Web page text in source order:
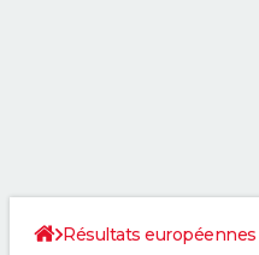
Résultats